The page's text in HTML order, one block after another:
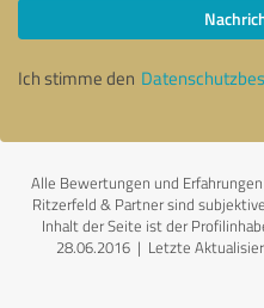
Ich stimme den
Alle Bewertungen und
Ritzerfeld & Partner sind
Inhalt der Seite ist der
28.06.2016 | Letzte